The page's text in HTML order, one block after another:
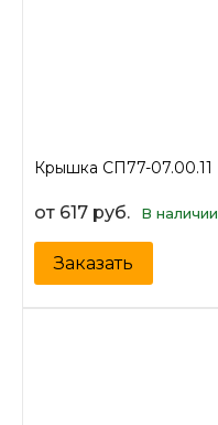
Крышка СП77-07.00.11
от 617 руб. В наличии
Заказать